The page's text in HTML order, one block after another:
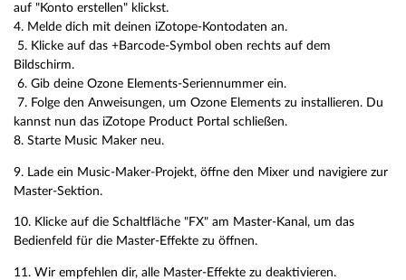
auf "Konto erstellen" klickst.
4. Melde dich mit deinen iZotope-Kontodaten an.
5. Klicke auf das +Barcode-Symbol oben rechts auf dem
Bildschirm.
6. Gib deine Ozone Elements-Seriennummer ein.
7. Folge den Anweisungen, um Ozone Elements zu installieren. Du
kannst nun das iZotope Product Portal schließen.
8. Starte Music Maker neu.
9. Lade ein Music-Maker-Projekt, öffne den Mixer und navigiere zur
Master-Sektion.
10. Klicke auf die Schaltfläche "FX" am Master-Kanal, um das
Bedienfeld für die Master-Effekte zu öffnen.
11. Wir empfehlen dir, alle Master-Effekte zu deaktivieren.